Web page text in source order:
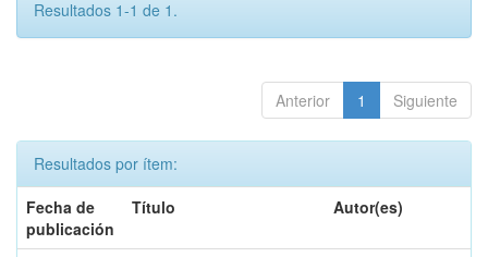
Resultados 1-1 de 1.
Anterior 1 Siguiente
Resultados por ítem:
Fecha de
publicación
Título Autor(es)